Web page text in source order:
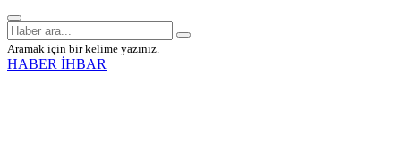
Aramak için bir kelime yazınız.
HABER İHBAR